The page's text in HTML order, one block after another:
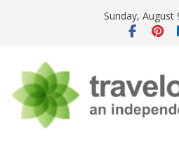
Sunday, August